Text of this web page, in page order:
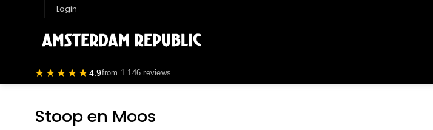
Login
★★★★★4.9from 1.146 reviews
Stoop en Moos